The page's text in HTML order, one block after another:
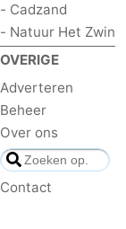
- Cadzand
- Natuur Het Zwin
OVERIGE
Adverteren
Beheer
Over ons
Contact